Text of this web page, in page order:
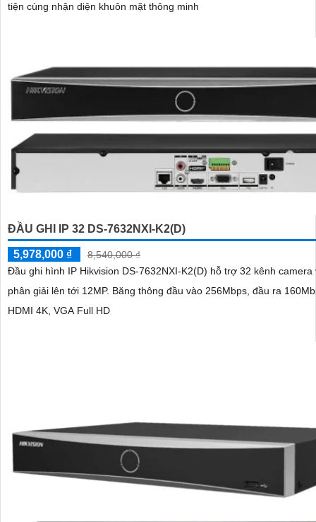
tiện cùng nhận diện khuôn mặt thông minh
ĐẦU GHI IP 32 DS-7632NXI-K2(D)
5,978,000 ₫
8,540,000 ₫
Đầu ghi hình IP Hikvision DS-7632NXI-K2(D) hỗ trợ 32 kênh camera
phân giải lên tới 12MP. Băng thông đầu vào 256Mbps, đầu ra 160Mbps, cổng
HDMI 4K, VGA Full HD